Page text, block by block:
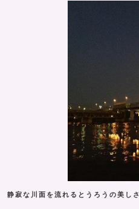
静寂な川面を流れるとうろうの美しさ